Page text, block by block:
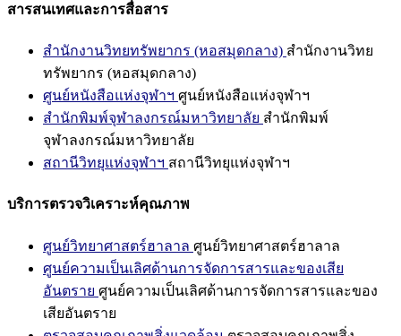
สารสนเทศและการสื่อสาร
สำนักงานวิทยทรัพยากร (หอสมุดกลาง) สำนักงานวิทย
ทรัพยากร (หอสมุดกลาง)
ศูนย์หนังสือแห่งจุฬาฯ ศูนย์หนังสือแห่งจุฬาฯ
สำนักพิมพ์จุฬาลงกรณ์มหาวิทยาลัย สำนักพิมพ์
จุฬาลงกรณ์มหาวิทยาลัย
สถานีวิทยุแห่งจุฬาฯ สถานีวิทยุแห่งจุฬาฯ
บริการตรวจวิเคราะห์คุณภาพ
ศูนย์วิทยาศาสตร์ฮาลาล ศูนย์วิทยาศาสตร์ฮาลาล
ศูนย์ความเป็นเลิศด้านการจัดการสารและของเสีย
อันตราย ศูนย์ความเป็นเลิศด้านการจัดการสารและของ
เสียอันตราย